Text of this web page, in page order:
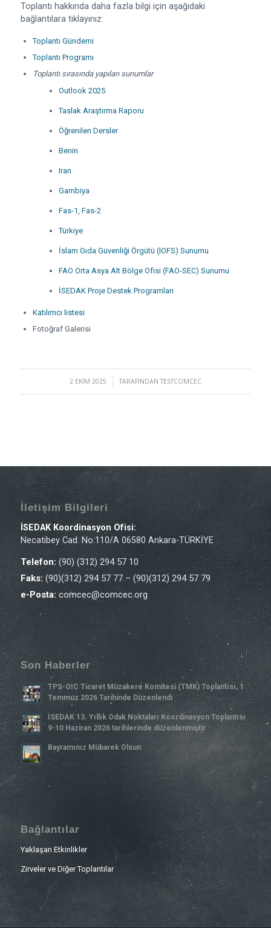
Toplantı hakkında daha fazla bilgi için aşağıdaki
bağlantılara tıklayınız:
Toplantı Gündemi
Toplantı Programı
Toplantı sırasında yapılan sunumlar
Outlook 2025
Taslak Araştırma Raporu
Öğrenilen Dersler
Benin
Iran
Gambiya
Fas-1 Fas-2
Türkiye
İslam Gıda Güvenliği Örgütü (IOFS) Sunumu
FAO Orta Asya Alt Bölge Ofisi (FAO-SEC) Sunumu
İSEDAK Proje Destek Programları
Katılımcı listesi
Fotoğraf Galerisi
2 EKIM 2025
/ TARAFINDANTESTCOMCEC
İletişim Bilgileri
İSEDAK Koordinasyon Ofisi:
Necatibey Cad. No:110/A 06580 Ankara-TÜRKİYE
Telefon:(90) (312) 294 57 10
Faks:(90)(312) 294 57 77 – (90)(312) 294 57 79
e-Posta:comcec@comcec.org
Son Haberler
TPS-OIC Ticaret Müzakere Komitesi (TMK) Toplantısı, 1
Temmuz 2026 Tarihinde Düzenlendi
İSEDAK 13. Yıllık Odak Noktaları Koordinasyon Toplantısı
9-10 Haziran 2026 tarihlerinde düzenlenmiştir
Bayramınız Mübarek Olsun
Bağlantılar
Yaklaşan Etkinlikler
Zirveler ve Diğer Toplantılar